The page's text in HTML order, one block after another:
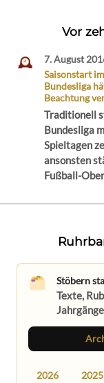
Vor
7. August
Saisonstart
Bundesliga
Beachtung
Traditionell
Bundesliga
Spieltagen
ansonsten
Fußball-
Stöbern
Texte,
2026 2025